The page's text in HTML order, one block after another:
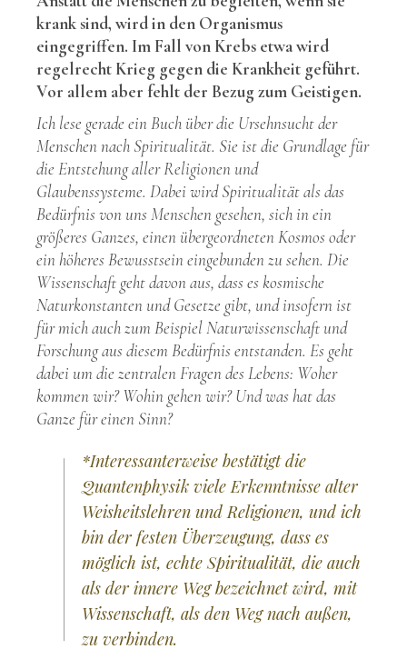
krank sind, wird in den Organismus
eingegriffen. Im Fall von Krebs etwa wird
regelrecht Krieg gegen die Krankheit geführt.
Vor allem aber fehlt der Bezug zum Geistigen.
Ich lese gerade ein Buch über die Ursehnsucht der
Menschen nach Spiritualität. Sie ist die Grundlage für
die Entstehung aller Religionen und
Glaubenssysteme. Dabei wird Spiritualität als das
Bedürfnis von uns Menschen gesehen, sich in ein
größeres Ganzes, einen übergeordneten Kosmos oder
ein höheres Bewusstsein eingebunden zu sehen. Die
Wissenschaft geht davon aus, dass es kosmische
Naturkonstanten und Gesetze gibt, und insofern ist
für mich auch zum Beispiel Naturwissenschaft und
Forschung aus diesem Bedürfnis entstanden. Es geht
dabei um die zentralen Fragen des Lebens: Woher
kommen wir? Wohin gehen wir? Und was hat das
Ganze für einen Sinn?
*Interessanterweise bestätigt die
Quantenphysik viele Erkenntnisse alter
Weisheitslehren und Religionen, und ich
bin der festen Überzeugung, dass es
möglich ist, echte Spiritualität, die auch
als der innere Weg bezeichnet wird, mit
Wissenschaft, als den Weg nach außen,
zu verbinden.